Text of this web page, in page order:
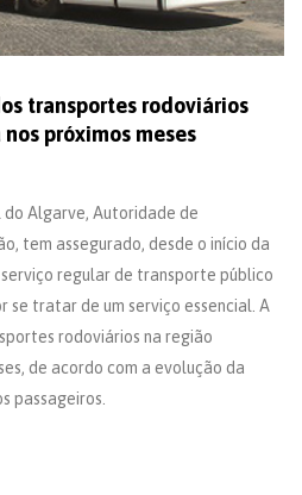
transportes rodoviários
próximos meses
Algarve, Autoridade de
tem assegurado, desde o início da
regular de transporte público
se tratar de um serviço essencial. A
rodoviários na região
de acordo com a evolução da
passageiros.